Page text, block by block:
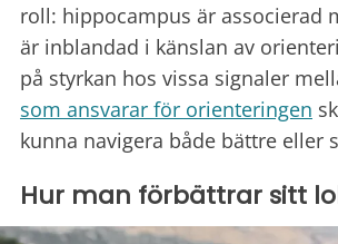
roll: hippocampus är associerad
är inblandad i känslan av
på styrkan hos vissa signaler
som ansvarar för orienteringen
kunna navigera både bättre eller
Hur man förbättrar sitt